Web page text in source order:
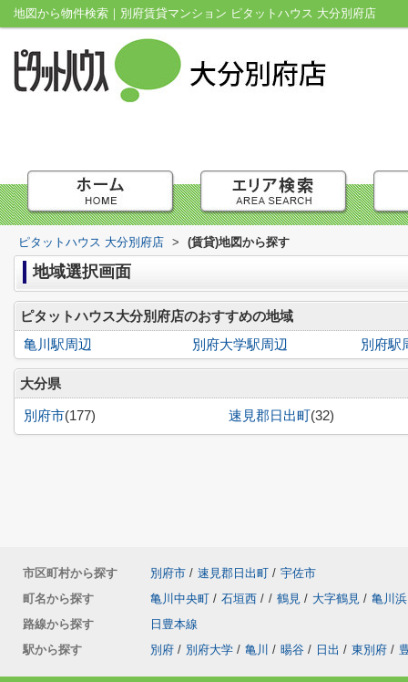
地図から物件検索｜別府賃貸マンション ピタットハウス 大分別府店
ピタットハウス 大分別府店 > (賃貸)地図から探す
地域選択画面
ピタットハウス大分別府店のおすすめの地域
亀川駅周辺
別府大学駅周辺 別府駅
大分県
別府市(177) 速見郡日出町(32)
市区町村から探す 別府市 / 速見郡日出町 / 宇佐市
町名から探す
亀川中央町 / 石垣西 / / 鶴見 / 大字鶴見 / 亀川
路線から探す
日豊本線
駅から探す
別府 / 別府大学 / 亀川 / 暘谷 / 日出 / 東別府 /